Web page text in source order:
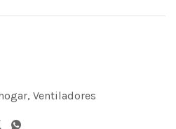
, Ventiladores